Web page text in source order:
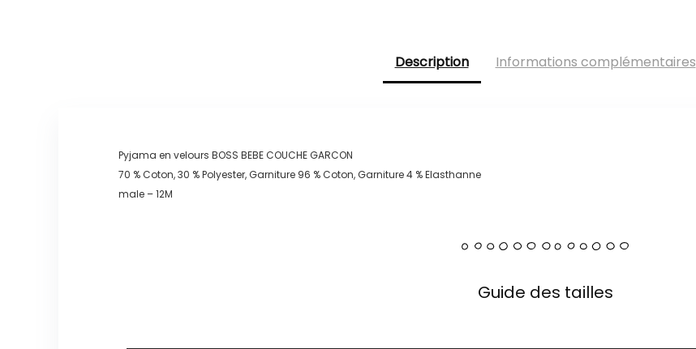
Description Informations complémentaires
Pyjama en velours BOSS BEBE COUCHE GARCON
70 % Coton, 30 % Polyester, Garniture 96 % Coton, Garniture 4 % Elasthanne
male – 12M
Guide des tailles